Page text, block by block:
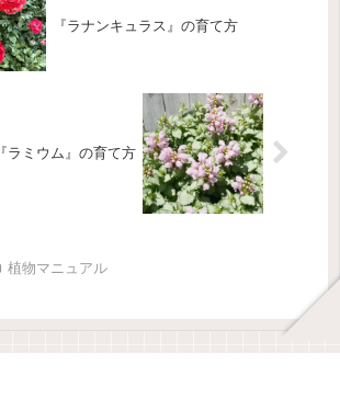
『ラナンキュラス』の育て方
『ラミウム』の育て方
植物マニュアル